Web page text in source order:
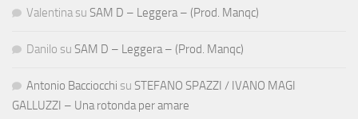
Valentina su SAM D – Leggera – (Prod. Manqc)
Danilo su SAM D – Leggera – (Prod. Manqc)
Antonio Bacciocchi su STEFANO SPAZZI / IVANO MAGI
GALLUZZI – Una rotonda per amare